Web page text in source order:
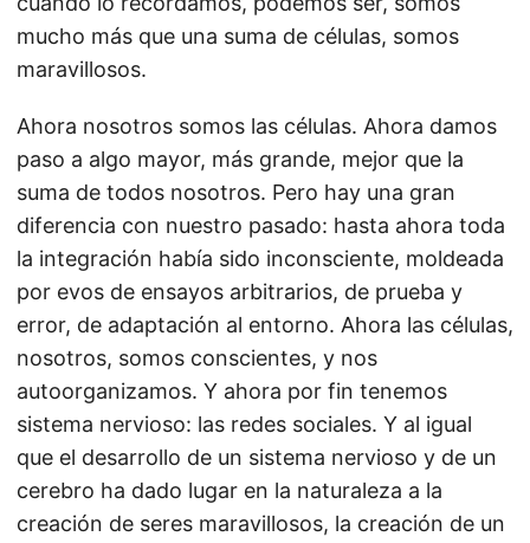
mucho más que una suma de células, somos
maravillosos.
Ahora nosotros somos las células. Ahora damos
paso a algo mayor, más grande, mejor que la
suma de todos nosotros. Pero hay una gran
diferencia con nuestro pasado: hasta ahora toda
la integración había sido inconsciente, moldeada
por evos de ensayos arbitrarios, de prueba y
error, de adaptación al entorno. Ahora las células,
nosotros, somos conscientes, y nos
autoorganizamos. Y ahora por fin tenemos
sistema nervioso: las redes sociales. Y al igual
que el desarrollo de un sistema nervioso y de un
cerebro ha dado lugar en la naturaleza a la
creación de seres maravillosos, la creación de un